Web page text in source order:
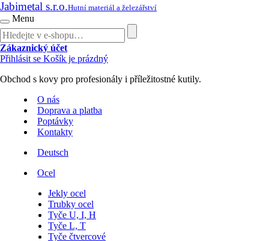
Jabimetal s.r.o.Hutní materiál a železářství
Menu
Zákaznický účet
Přihlásit se Košík je prázdný
Obchod s kovy pro profesionály i příležitostné kutily.
O nás
Doprava a platba
Poptávky
Kontakty
Deutsch
Ocel
Jekly ocel
Trubky ocel
Tyče U, I, H
Tyče L, T
Tyče čtvercové